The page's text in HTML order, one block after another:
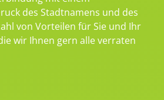
des Stadtnamens und des
von Vorteilen für Sie und Ihr
wir Ihnen gern alle verraten